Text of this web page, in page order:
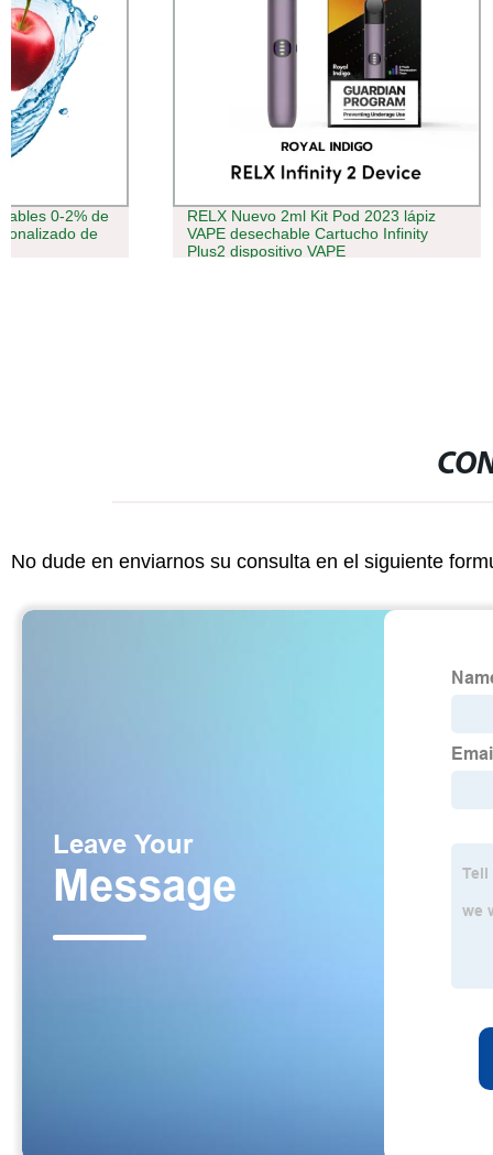
RELX Nuevo 2ml Kit Pod 2023 lápiz
VAPE desechable Cartucho Infinity
Plus2 dispositivo VAPE
Puff
Elf 5000 600
No dude en enviarnos su consulta en el siguiente